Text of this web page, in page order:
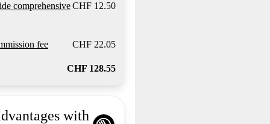
comprehensiveCHF 12.50
fee CHF 22.05
CHF 128.55
with